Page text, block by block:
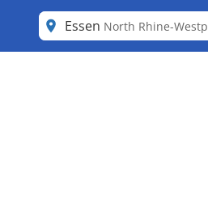
Essen North Rhine-Westphalia